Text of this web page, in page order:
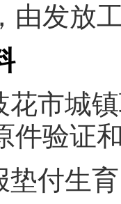
由发放
花市城
件验证
垫付生